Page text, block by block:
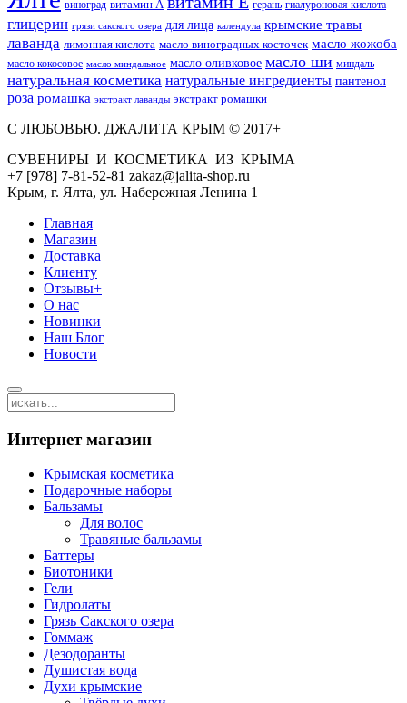
виноград витамин А герань гиалуроновая кислота
глицерин грязи сакского озера для лица календула крымские травы
лаванда лимонная кислота масло виноградных косточек масло жожоба
масло кокосовое масло миндальное масло оливковое масло ши миндаль
натуральная косметика натуральные ингредиенты пантенол
роза ромашка экстракт лаванды экстракт ромашки
С ЛЮБОВЬЮ. ДЖАЛИТА КРЫМ © 2017+
СУВЕНИРЫ И КОСМЕТИКА ИЗ КРЫМА
+7 [978] 7-81-52-81 zakaz@jalita-shop.ru
Крым, г. Ялта, ул. Набережная Ленина 1
Главная
Магазин
Доставка
Клиенту
Отзывы+
О нас
Новинки
Наш Блог
Новости
Интернет магазин
Крымская косметика
Подарочные наборы
Бальзамы
Для волос
Травяные бальзамы
Баттеры
Биотоники
Гели
Гидролаты
Грязь Сакского озера
Гоммаж
Дезодоранты
Душистая вода
Духи крымские